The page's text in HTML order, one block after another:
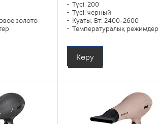
золото
Түсі: 200
Түсі: черный
Қуаты, Вт: 2400-2600
Температуралық режимдер
Көру